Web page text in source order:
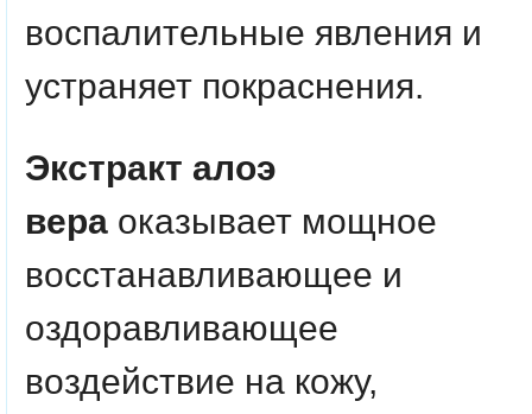
воспалительные явления и
устраняет покраснения.
Экстракт алоэ
вера оказывает мощное
восстанавливающее и
оздоравливающее
воздействие на кожу,